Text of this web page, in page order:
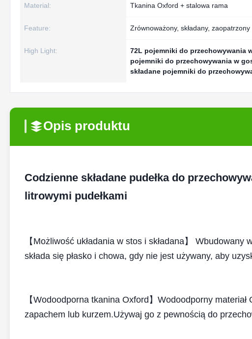
Material: Tkanina Oxford + stalowa rama
Feature: Zrównoważony, składany, zaopatrzony
High Light: 72L pojemniki do przechowywania
pojemniki do przechowywania w
składane pojemniki do
Opis produktu
Codzienne składane pudełka do
litrowymi pudełkami
【Możliwość układania w stos i składana】
składa się płasko i chowa, gdy nie jest używany, aby
【Wodoodporna tkanina Oxford】Wodoodporny
zapachem lub kurzem.Używaj go z pewnością do